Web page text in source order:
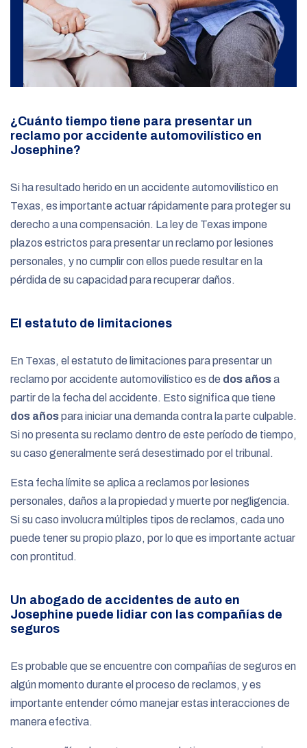
¿Cuánto tiempo tiene para presentar un
reclamo por accidente automovilístico en
Josephine?
Si ha resultado herido en un accidente automovilístico en
Texas, es importante actuar rápidamente para proteger su
derecho a una compensación. La ley de Texas impone
plazos estrictos para presentar un reclamo por lesiones
personales, y no cumplir con ellos puede resultar en la
pérdida de su capacidad para recuperar daños.
El estatuto de limitaciones
En Texas, el estatuto de limitaciones para presentar un
reclamo por accidente automovilístico es de dos añosa
partir de la fecha del accidente. Esto significa que tiene
dos añospara iniciar una demanda contra la parte culpable.
Si no presenta su reclamo dentro de este período de tiempo,
su caso generalmente será desestimado por el tribunal.
Esta fecha límite se aplica a reclamos por lesiones
personales, daños a la propiedad y muerte por negligencia.
Si su caso involucra múltiples tipos de reclamos, cada uno
puede tener su propio plazo, por lo que es importante actuar
con prontitud.
Un abogado de accidentes de auto en
Josephine puede lidiar con las compañías de
seguros
Es probable que se encuentre con compañías de seguros en
algún momento durante el proceso de reclamos, y es
importante entender cómo manejar estas interacciones de
manera efectiva.